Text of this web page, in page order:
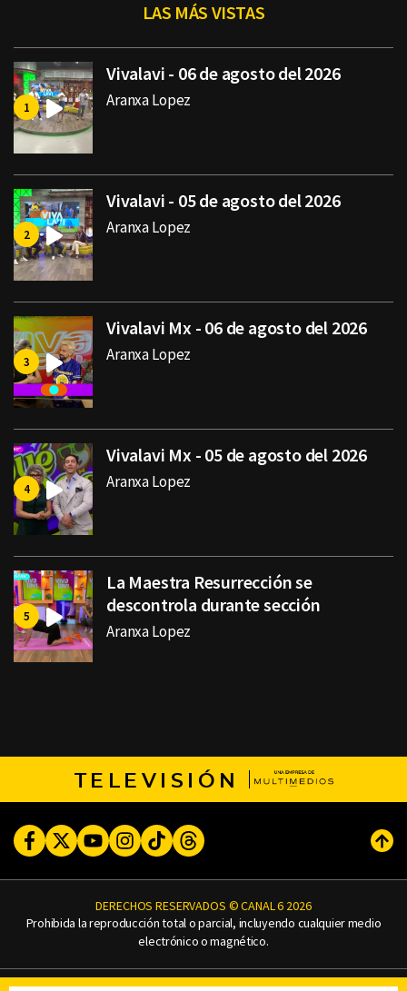
LAS MÁS VISTAS
Vivalavi - 06 de agosto del 2026
Aranxa Lopez
Vivalavi - 05 de agosto del 2026
Aranxa Lopez
Vivalavi Mx - 06 de agosto del 2026
Aranxa Lopez
Vivalavi Mx - 05 de agosto del 2026
Aranxa Lopez
La Maestra Resurrección se
descontrola durante sección
Aranxa Lopez
TELEVISIÓN
FacebookTwitterYoutubeInstagram
TikTokThreads
DERECHOS RESERVADOS © CANAL 6 2026
Prohibida la reproducción total o parcial, incluyendo cualquier medio
electrónico o magnético.